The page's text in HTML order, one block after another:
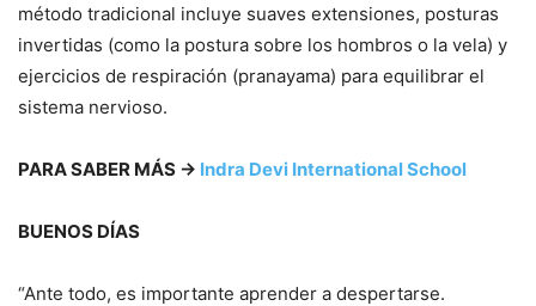
método tradicional incluye suaves extensiones, posturas
invertidas (como la postura sobre los hombros o la vela) y
ejercicios de respiración (pranayama) para equilibrar el
sistema nervioso.
PARA SABER MÁS → Indra Devi International School
BUENOS DÍAS
“Ante todo, es importante aprender a despertarse.